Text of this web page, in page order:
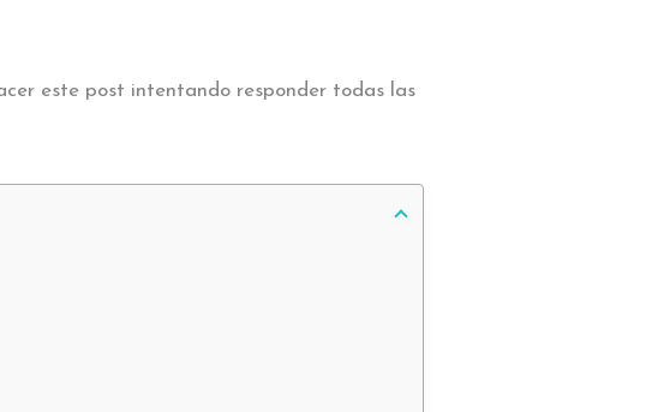
este post intentando responder todas las